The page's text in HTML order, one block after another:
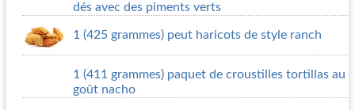
dés avec des piments verts
1 (425 grammes) peut haricots de style ranch
1 (411 grammes) paquet de croustilles tortillas au
goût nacho